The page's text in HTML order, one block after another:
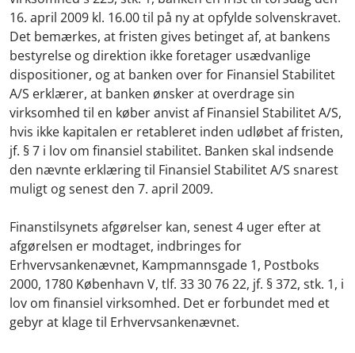
16. april 2009 kl. 16.00 til på ny at opfylde solvenskravet.
Det bemærkes, at fristen gives betinget af, at bankens
bestyrelse og direktion ikke foretager usædvanlige
dispositioner, og at banken over for Finansiel Stabilitet
A/S erklærer, at banken ønsker at overdrage sin
virksomhed til en køber anvist af Finansiel Stabilitet A/S,
hvis ikke kapitalen er retableret inden udløbet af fristen,
jf. § 7 i lov om finansiel stabilitet. Banken skal indsende
den nævnte erklæring til Finansiel Stabilitet A/S snarest
muligt og senest den 7. april 2009.
Finanstilsynets afgørelser kan, senest 4 uger efter at
afgørelsen er modtaget, indbringes for
Erhvervsankenævnet, Kampmannsgade 1, Postboks
2000, 1780 København V, tlf. 33 30 76 22, jf. § 372, stk. 1, i
lov om finansiel virksomhed. Det er forbundet med et
gebyr at klage til Erhvervsankenævnet.